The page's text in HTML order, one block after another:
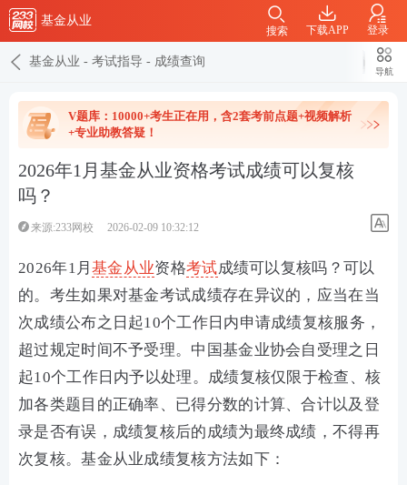
基金从业
下载APP 登录
搜索
基金从业 - 考试指导 - 成绩查询
导航
V题库：10000+考生正在用，含2套考前点题+视频解析
+专业助教答疑！
2026年1月基金从业资格考试成绩可以复核
吗？
来源:233网校 2026-02-09 10:32:12
2026年1月基金从业资格考试成绩可以复核吗？可以
的。考生如果对基金考试成绩存在异议的，应当在当
次成绩公布之日起10个工作日内申请成绩复核服务，
超过规定时间不予受理。中国基金业协会自受理之日
起10个工作日内予以处理。成绩复核仅限于检查、核
加各类题目的正确率、已得分数的计算、合计以及登
录是否有误，成绩复核后的成绩为最终成绩，不得再
次复核。基金从业成绩复核方法如下：